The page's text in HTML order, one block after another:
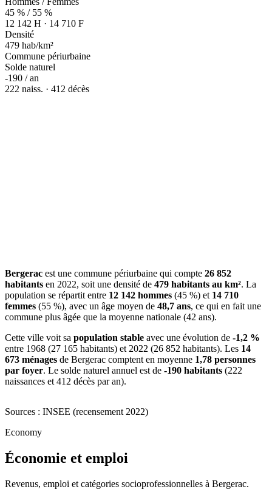
45 % / 55 %
12 142 H · 14 710 F
Densité
479 hab/km²
Commune périurbaine
Solde naturel
-190 / an
222 naiss. · 412 décès
Bergerac est une commune périurbaine qui compte 26 852
habitants en 2022, soit une densité de 479 habitants au km². La
population se répartit entre 12 142 hommes (45 %) et 14 710
femmes (55 %), avec un âge moyen de 48,7 ans, ce qui en fait une
commune plus âgée que la moyenne nationale (42 ans).
Cette ville voit sa population stable avec une évolution de -1,2 %
entre 1968 (27 165 habitants) et 2022 (26 852 habitants). Les 14
673 ménages de Bergerac comptent en moyenne 1,78 personnes
par foyer. Le solde naturel annuel est de -190 habitants (222
naissances et 412 décès par an).
Sources : INSEE (recensement 2022)
Economy
Économie et emploi
Revenus, emploi et catégories socioprofessionnelles à Bergerac.